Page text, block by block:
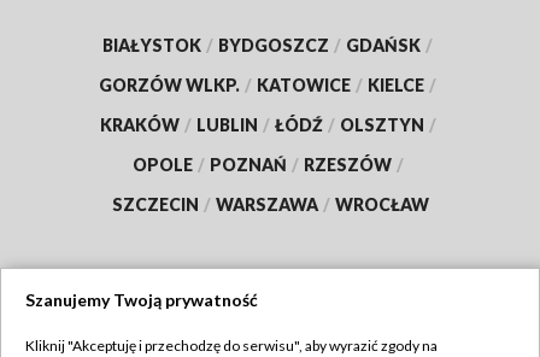
BIAŁYSTOK / BYDGOSZCZ / GDAŃSK /
GORZÓW WLKP. / KATOWICE / KIELCE /
KRAKÓW / LUBLIN / ŁÓDŹ / OLSZTYN /
OPOLE / POZNAŃ / RZESZÓW /
SZCZECIN / WARSZAWA / WROCŁAW
Szanujemy Twoją prywatność
Kliknij "Akceptuję i przechodzę do serwisu", aby wyrazić zgody na